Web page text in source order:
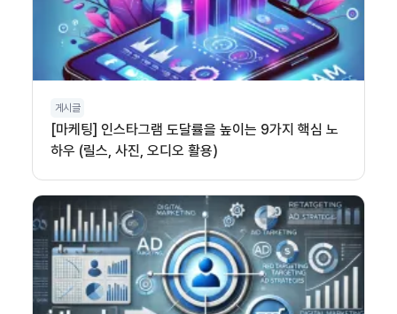
게시글
[마케팅] 인스타그램 도달률을 높이는 9가지 핵심 노
하우 (릴스, 사진, 오디오 활용)